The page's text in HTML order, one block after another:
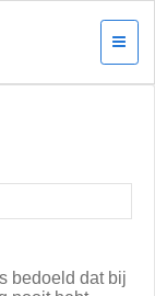
bedoeld dat bij